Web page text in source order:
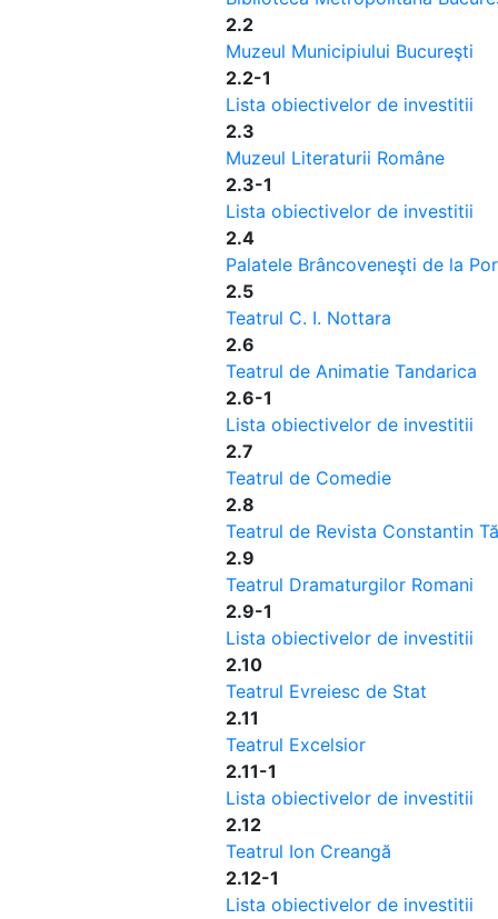
2.2
Muzeul Municipiului Bucureşti
2.2-1
Lista obiectivelor de investitii
2.3
Muzeul Literaturii Române
2.3-1
Lista obiectivelor de investitii
2.4
Palatele Brâncoveneşti de la
2.5
Teatrul C. I. Nottara
2.6
Teatrul de Animatie Tandarica
2.6-1
Lista obiectivelor de investitii
2.7
Teatrul de Comedie
2.8
Teatrul de Revista Constantin
2.9
Teatrul Dramaturgilor Romani
2.9-1
Lista obiectivelor de investitii
2.10
Teatrul Evreiesc de Stat
2.11
Teatrul Excelsior
2.11-1
Lista obiectivelor de investitii
2.12
Teatrul Ion Creangă
2.12-1
Lista obiectivelor de investitii